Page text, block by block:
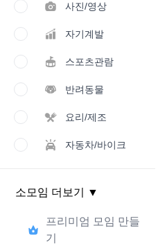
사진/영상
자기계발
스포츠관람
반려동물
요리/제조
자동차/바이크
소모임 더보기 ▼
프리미엄 모임 만들
기